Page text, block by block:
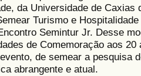
da Universidade de Caxias
Turismo e
Semintur Jr. Desse
de Comemoração aos
de semear a pesquisa
abrangente e atual.